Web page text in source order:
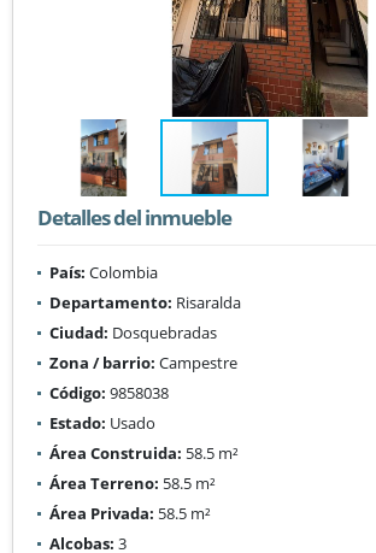
Detalles del inmueble
País: Colombia
Departamento: Risaralda
Ciudad: Dosquebradas
Zona / barrio: Campestre
Código: 9858038
Estado: Usado
Área Construida: 58.5 m²
Área Terreno: 58.5 m²
Área Privada: 58.5 m²
Alcobas: 3